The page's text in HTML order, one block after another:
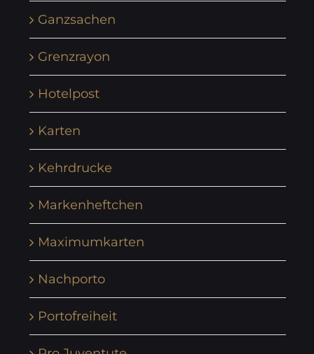
Ganzsachen
Grenzrayon
Hotelpost
Karten
Kehrdrucke
Markenheftchen
Maximumkarten
Nachporto
Portofreiheit